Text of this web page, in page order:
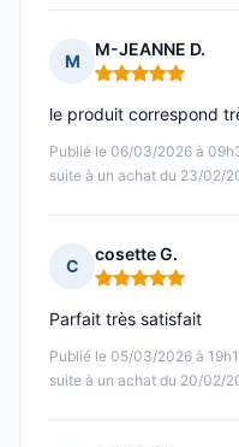
M
M-JEANNE D.
Note : 5 sur 5
Publié le 06/03/2026 à
suite à un achat du 23/02/
le produit correspond
C
cosette G.
Note : 5 sur 5
Publié le 05/03/2026 à
suite à un achat du 20/02/
Parfait très satisfait